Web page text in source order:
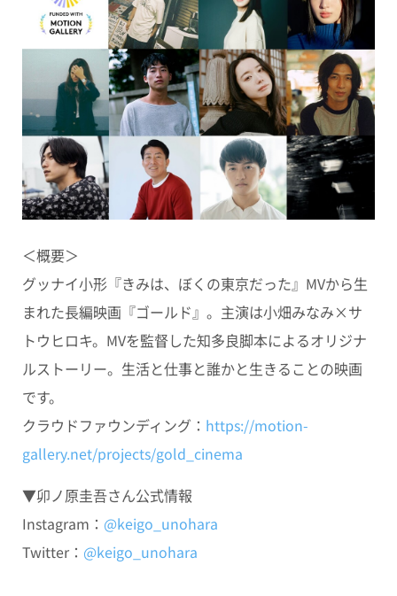
＜概要＞
グッナイ小形『きみは、ぼくの東京だった』MVから生
まれた長編映画『ゴールド』。主演は小畑みなみ×サ
トウヒロキ。MVを監督した知多良脚本によるオリジナ
ルストーリー。生活と仕事と誰かと生きることの映画
です。
クラウドファウンディング： https://motion-
gallery.net/projects/gold_cinema
▼卯ノ原圭吾さん公式情報
Instagram： @keigo_unohara
Twitter：​​ @keigo_unohara